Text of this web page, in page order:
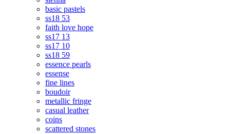
basic pastels
ss18 53
faith love hope
ss17 13
ss17 10
ss18 59
essence pearls
essense
fine lines
boudoir
metallic fringe
casual leather
coins
scattered stones